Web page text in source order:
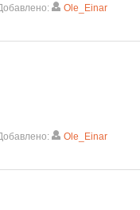
Ole_Einar
Ole_Einar